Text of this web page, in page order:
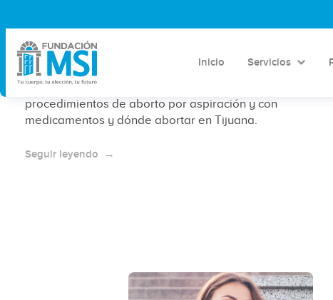
Inicio Servicios
Clínica de aborto en Tijuana: Conoce
a Fundación MSI
¿Buscas dónde abortar en Tijuana? Conoce los
procedimientos de aborto por aspiración y con
medicamentos y dónde abortar en Tijuana.
Seguir leyendo